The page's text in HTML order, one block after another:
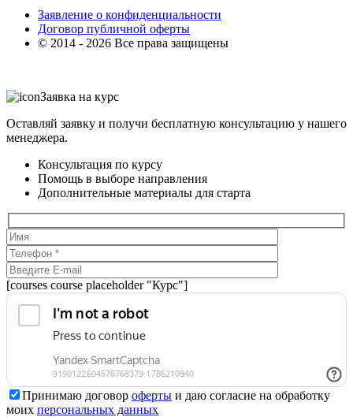
Заявление о конфиденциальности
Договор публичной оферты
© 2014 - 2026 Все права защищены
Заявка на курс
Оставляй заявку и получи бесплатную консультацию у нашего
менеджера.
Консультация по курсу
Помощь в выборе направления
Дополнительные материалы для старта
[courses course placeholder "Курс"]
Принимаю договор оферты и даю согласие на обработку
моих персональных данных